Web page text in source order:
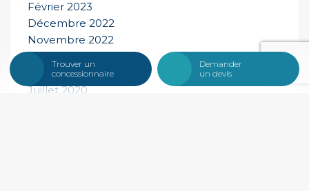
Février 2023
Décembre 2022
Novembre 2022
Novembre 2020
Juillet 2020
Trouver un
concessionnaire
Demander
un devis